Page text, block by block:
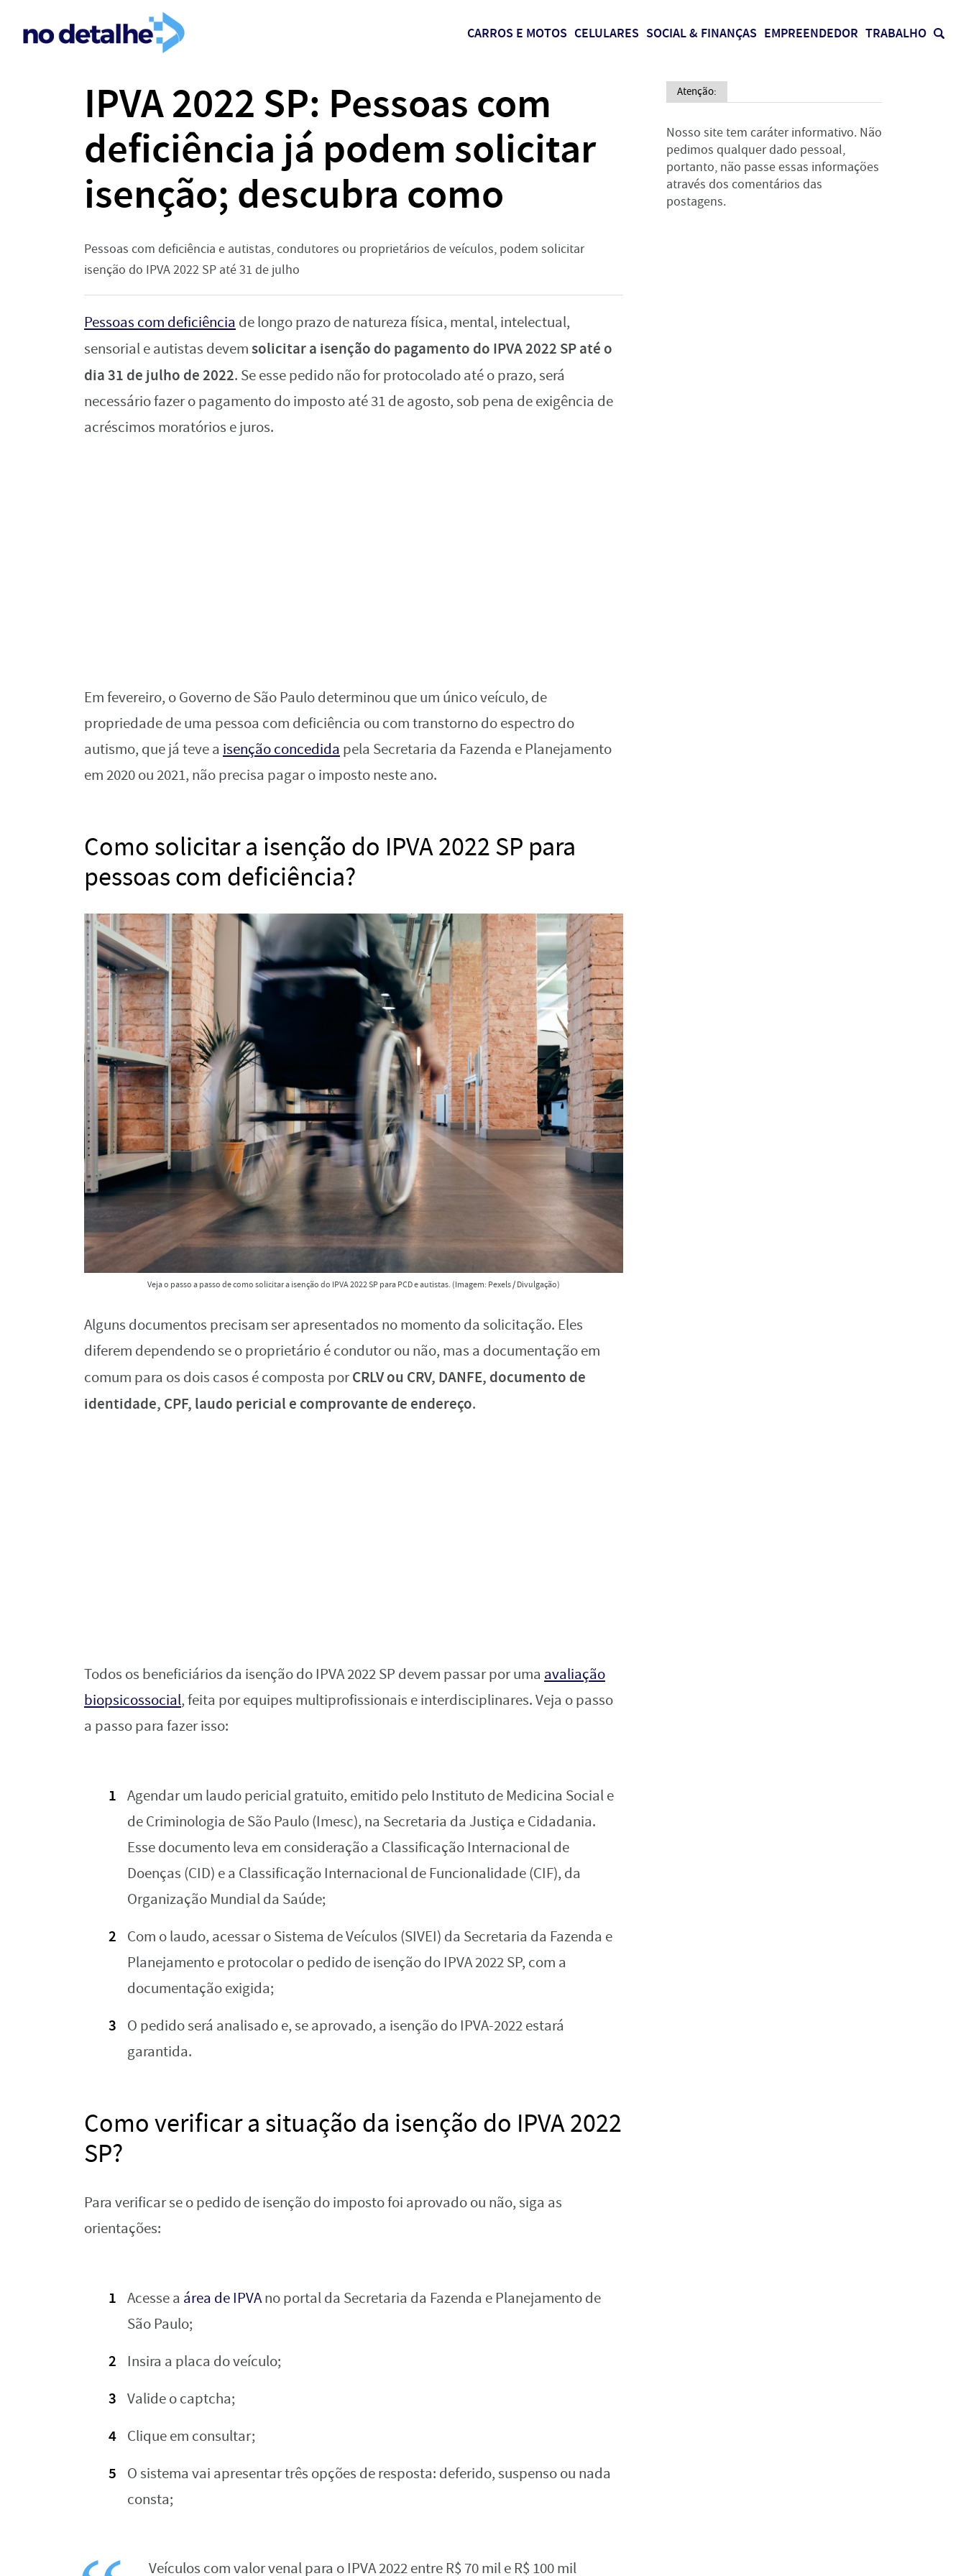
CARROS E MOTOS CELULARES SOCIAL & FINANÇAS EMPREENDEDOR TRABALHO
IPVA 2022 SP: Pessoas com
deficiência já podem solicitar
isenção; descubra como
Pessoas com deficiência e autistas, condutores ou proprietários de veículos, podem solicitar
isenção do IPVA 2022 SP até 31 de julho
Pessoas com deficiência de longo prazo de natureza física, mental, intelectual,
sensorial e autistas devemsolicitar a isenção do pagamento do IPVA 2022 SP até o
dia 31 de julho de 2022. Se esse pedido não for protocolado até o prazo, será
necessário fazer o pagamento do imposto até 31 de agosto, sob pena de exigência de
acréscimos moratórios e juros.
Em fevereiro, o Governo de São Paulo determinou que um único veículo, de
propriedade de uma pessoa com deficiência ou com transtorno do espectro do
autismo, que já teve a isenção concedida pela Secretaria da Fazenda e Planejamento
em 2020 ou 2021, não precisa pagar o imposto neste ano.
Como solicitar a isenção do IPVA 2022 SP para
pessoas com deficiência?
Veja o passo a passo de como solicitar a isenção do IPVA 2022 SP para PCD e autistas. (Imagem: Pexels / Divulgação)
Alguns documentos precisam ser apresentados no momento da solicitação. Eles
diferem dependendo se o proprietário é condutor ou não, mas a documentação em
comum para os dois casos é composta porCRLV ou CRV, DANFE, documento de
identidade, CPF, laudo pericial e comprovante de endereço.
Todos os beneficiários da isenção do IPVA 2022 SP devem passar por uma avaliação
biopsicossocial, feita por equipes multiprofissionais e interdisciplinares. Veja o passo
a passo para fazer isso:
Agendar um laudo pericial gratuito, emitido pelo Instituto de Medicina Social e
de Criminologia de São Paulo (Imesc), na Secretaria da Justiça e Cidadania.
Esse documento leva em consideração a Classificação Internacional de
Doenças (CID) e a Classificação Internacional de Funcionalidade (CIF), da
Organização Mundial da Saúde;
Com o laudo, acessar o Sistema de Veículos (SIVEI) da Secretaria da Fazenda e
Planejamento e protocolar o pedido de isenção do IPVA 2022 SP, com a
documentação exigida;
O pedido será analisado e, se aprovado, a isenção do IPVA-2022 estará
garantida.
Como verificar a situação da isenção do IPVA 2022
SP?
Para verificar se o pedido de isenção do imposto foi aprovado ou não, siga as
orientações:
Acesse a área de IPVAno portal da Secretaria da Fazenda e Planejamento de
São Paulo;
Insira a placa do veículo;
Valide o captcha;
Clique em consultar;
O sistema vai apresentar três opções de resposta: deferido, suspenso ou nada
consta;
Veículos com valor venal para o IPVA 2022 entre R$ 70 mil e R$ 100 mil
Atenção:
Nosso site tem caráter informativo. Não
pedimos qualquer dado pessoal,
portanto, não passe essas informações
através dos comentários das
postagens.